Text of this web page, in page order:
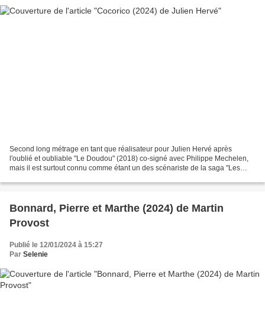
Second long métrage en tant que réalisateur pour Julien Hervé après
l'oublié et oubliable "Le Doudou" (2018) co-signé avec Philippe Mechelen,
mais il est surtout connu comme étant un des scénariste de la saga "Les
Bonnard, Pierre et Marthe (2024) de Martin
Provost
Publié le 12/01/2024 à 15:27
Par Selenie